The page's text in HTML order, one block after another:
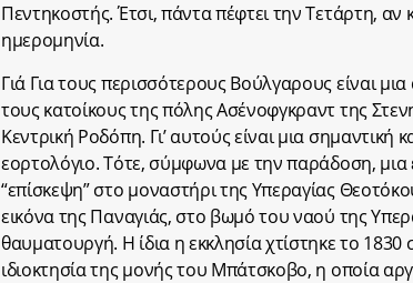
Πεντηκοστής. Έτσι, πάντα πέφτει την Τετάρτη, αν
ημερομηνία.
Γιά Για τους περισσότερους Βούλγαρους είναι
τους κατοίκους της πόλης Ασένοφγκραντ της
Κεντρική Ροδόπη. Γι’ αυτούς είναι μια
εορτολόγιο. Τότε, σύμφωνα με την παράδοση, μια
“επίσκεψη” στο μοναστήρι της Υπεραγίας
εικόνα της Παναγιάς, στο βωμό του ναού της
θαυματουργή. Η ίδια η εκκλησία χτίστηκε το
ιδιοκτησία της μονής του Μπάτσκοβο, η οποία